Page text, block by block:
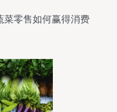
菜零售如何赢得消费